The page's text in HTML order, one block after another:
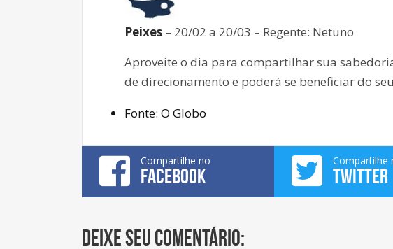
Peixes – 20/02 a 20/03 – Regente: Netuno
Aproveite o dia para compartilhar sua
de direcionamento e poderá se beneficiar do
Fonte: O Globo
Compartilhe no
FACEBOOK
Compartilhe
TWITTER
Deixe seu comentário: